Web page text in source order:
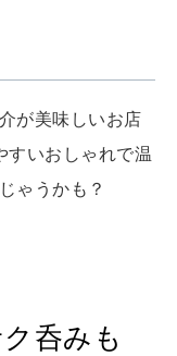
が美味しいお店
すいおしゃれで温
ゃうかも？
呑みも